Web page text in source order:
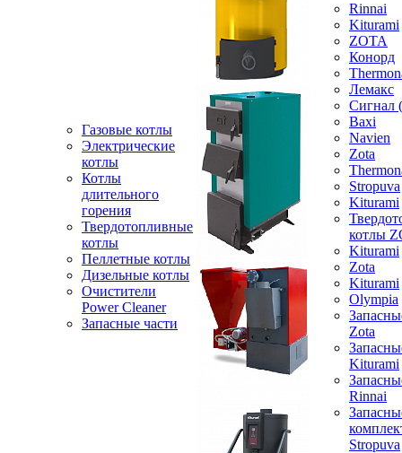
Газовые котлы
Электрические
котлы
Котлы
длительного
горения
Твердотопливные
котлы
Пеллетные котлы
Дизельные котлы
Очистители
Power Cleaner
Запасные части
Rinnai
Kiturami
ZOTA
Конорд
Лемакс
Baxi
Navien
Zota
Stropuva
Kiturami
котлы
Kiturami
Zota
Kiturami
Olympia
Zota
Kiturami
Rinnai
Stropuva